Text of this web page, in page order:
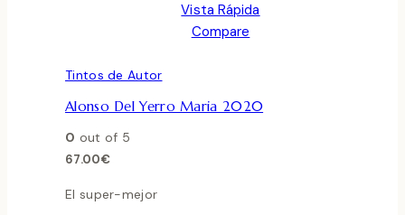
Vista Rápida
Compare
Tintos de Autor
Alonso Del Yerro Maria 2020
0 out of 5
67.00€
El super-mejor